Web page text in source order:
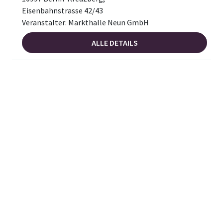
Eisenbahnstrasse 42/43
Veranstalter: Markthalle Neun GmbH
ALLE DETAILS